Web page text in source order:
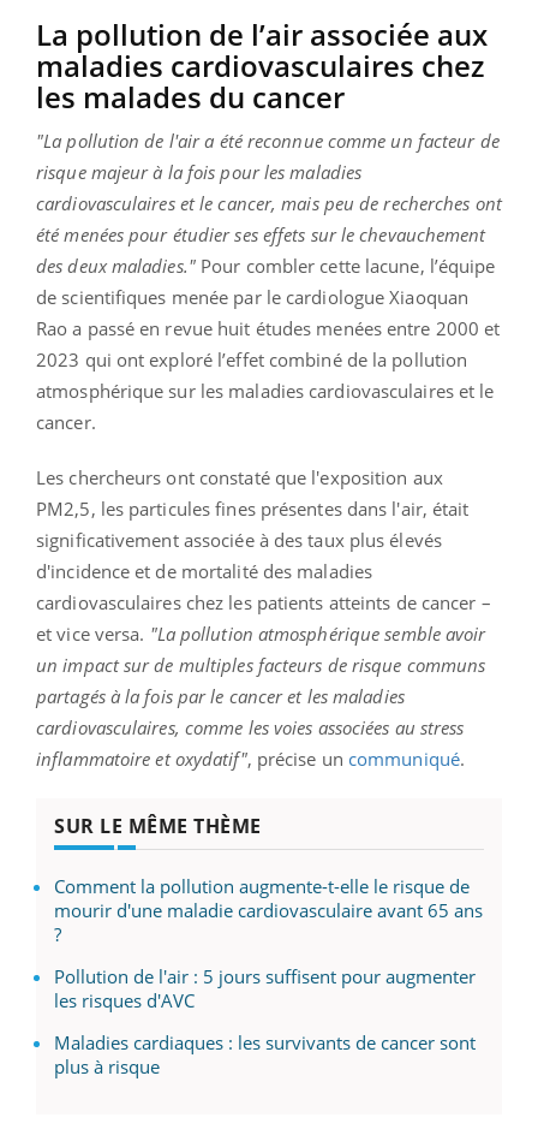
La pollution de l’air associée aux
maladies cardiovasculaires chez
les malades du cancer
"La pollution de l'air a été reconnue comme un facteur de
risque majeur à la fois pour les maladies
cardiovasculaires et le cancer, mais peu de recherches ont
été menées pour étudier ses effets sur le chevauchement
des deux maladies."Pour combler cette lacune, l’équipe
de scientifiques menée par le cardiologue Xiaoquan
Rao a passé en revue huit études menées entre 2000 et
2023 qui ont exploré l’effet combiné de la pollution
atmosphérique sur les maladies cardiovasculaires et le
cancer.
Les chercheurs ont constaté que l'exposition aux
PM2,5, les particules fines présentes dans l'air, était
significativement associée à des taux plus élevés
d'incidence et de mortalité des maladies
cardiovasculaires chez les patients atteints de cancer –
et vice versa. "La pollution atmosphérique semble avoir
un impact sur de multiples facteurs de risque communs
partagés à la fois par le cancer et les maladies
cardiovasculaires, comme les voies associées au stress
inflammatoire et oxydatif", précise un communiqué.
SUR LE MÊME THÈME
Comment la pollution augmente-t-elle le risque de
mourir d'une maladie cardiovasculaire avant 65 ans
?
Pollution de l'air : 5 jours suffisent pour augmenter
les risques d'AVC
Maladies cardiaques : les survivants de cancer sont
plus à risque